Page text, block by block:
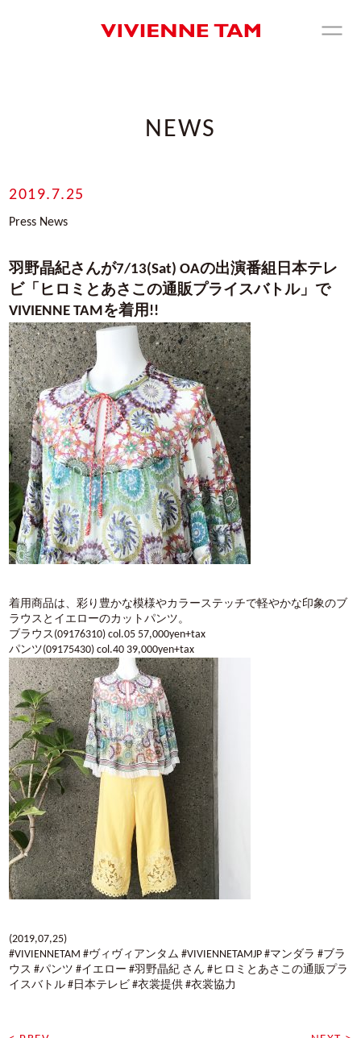
NEWS
2019.7.25
Press News
羽野晶紀さんが7/13(Sat) OAの出演番組日本テレ
ビ「ヒロミとあさこの通販プライスバトル」で
VIVIENNE TAMを着用!!
着用商品は、彩り豊かな模様やカラーステッチで軽やかな印象のブ
ラウスとイエローのカットパンツ。
ブラウス(09176310) col.05 57,000yen+tax
パンツ(09175430) col.40 39,000yen+tax
(2019,07,25)
#VIVIENNETAM #ヴィヴィアンタム #VIVIENNETAMJP #マンダラ #ブラ
ウス #パンツ #イエロー #羽野晶紀 さん #ヒロミとあさこの通販プラ
イスバトル #日本テレビ #衣裳提供 #衣裳協力